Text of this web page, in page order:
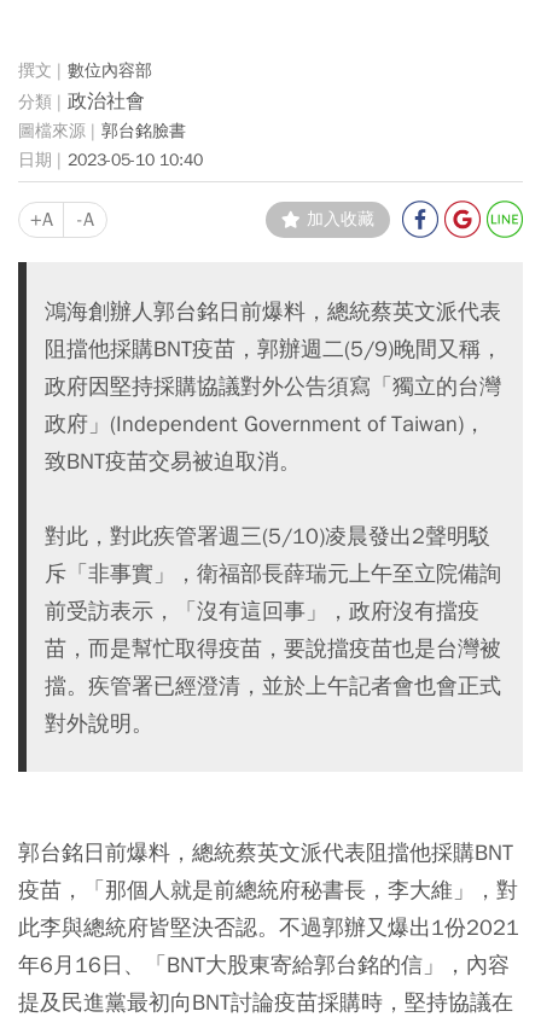
數位內容部
政治社會
郭台銘臉書
2023-05-10 10:40
+A -A 加入收藏
鴻海創辦人郭台銘日前爆料，總統蔡英文派代表
阻擋他採購BNT疫苗，郭辦週二(5/9)晚間又稱，
政府因堅持採購協議對外公告須寫「獨立的台灣
政府」(Independent Government of Taiwan)，
致BNT疫苗交易被迫取消。
對此，對此疾管署週三(5/10)凌晨發出2聲明駁
斥「非事實」，衛福部長薛瑞元上午至立院備詢
前受訪表示，「沒有這回事」，政府沒有擋疫
苗，而是幫忙取得疫苗，要說擋疫苗也是台灣被
擋。疾管署已經澄清，並於上午記者會也會正式
對外說明。
郭台銘日前爆料，總統蔡英文派代表阻擋他採購BNT
疫苗，「那個人就是前總統府秘書長，李大維」，對
此李與總統府皆堅決否認。不過郭辦又爆出1份2021
年6月16日、「BNT大股東寄給郭台銘的信」，內容
提及民進黨最初向BNT討論疫苗採購時，堅持協議在